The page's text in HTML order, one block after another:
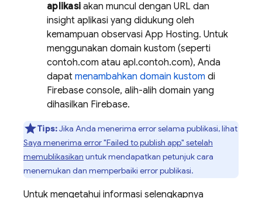
aplikasi akan muncul dengan URL dan
insight aplikasi yang didukung oleh
kemampuan observasi App Hosting. Untuk
menggunakan domain kustom (seperti
contoh.com atau apl.contoh.com), Anda
dapat menambahkan domain kustom di
Firebase console, alih-alih domain yang
dihasilkan Firebase.
Tips:Jika Anda menerima error selama publikasi, lihat
Saya menerima error "Failed to publish app" setelah
memublikasikan untuk mendapatkan petunjuk cara
menemukan dan memperbaiki error publikasi.
Untuk mengetahui informasi selengkapnya